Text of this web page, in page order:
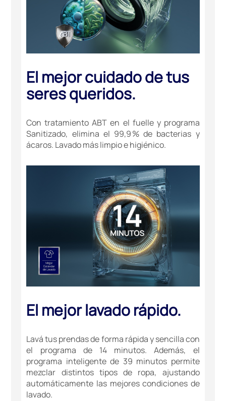
El mejor cuidado de tus
seres queridos.
Con tratamiento ABT en el fuelle y programa
Sanitizado, elimina el 99,9 % de bacterias y
ácaros. Lavado más limpio e higiénico.
El mejor lavado rápido.
Lavá tus prendas de forma rápida y sencilla con
el programa de 14 minutos. Además, el
programa inteligente de 39 minutos permite
mezclar distintos tipos de ropa, ajustando
automáticamente las mejores condiciones de
lavado.